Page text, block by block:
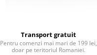
Transport gratuit
Pentru comenzi mai mari de 199 lei,
doar pe teritoriul Romaniei.